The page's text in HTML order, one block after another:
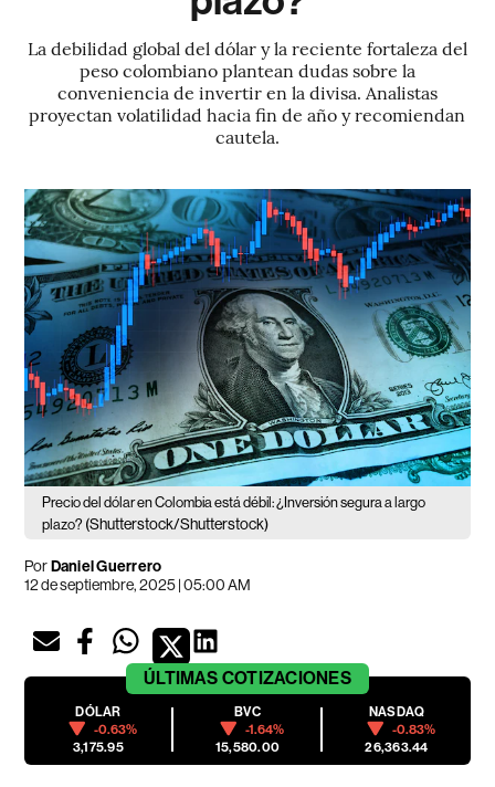
La debilidad global del dólar y la reciente fortaleza del
peso colombiano plantean dudas sobre la
conveniencia de invertir en la divisa. Analistas
proyectan volatilidad hacia fin de año y recomiendan
cautela.
Precio del dólar en Colombia está débil: ¿Inversión segura a largo
plazo? (Shutterstock/Shutterstock)
PorDaniel Guerrero
12 de septiembre, 2025 | 05:00 AM
ÚLTIMAS COTIZACIONES
DÓLAR
-0.63%
3,175.95
BVC
-1.64%
15,580.00
NASDAQ
-0.83%
26,363.44